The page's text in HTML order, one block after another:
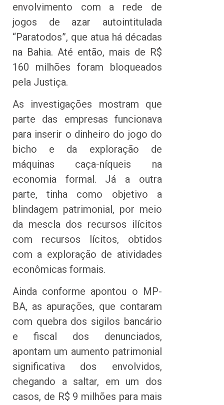
envolvimento com a rede de
jogos de azar autointitulada
“Paratodos”, que atua há décadas
na Bahia. Até então, mais de R$
160 milhões foram bloqueados
pela Justiça.
As investigações mostram que
parte das empresas funcionava
para inserir o dinheiro do jogo do
bicho e da exploração de
máquinas caça-níqueis na
economia formal. Já a outra
parte, tinha como objetivo a
blindagem patrimonial, por meio
da mescla dos recursos ilícitos
com recursos lícitos, obtidos
com a exploração de atividades
econômicas formais.
Ainda conforme apontou o MP-
BA, as apurações, que contaram
com quebra dos sigilos bancário
e fiscal dos denunciados,
apontam um aumento patrimonial
significativa dos envolvidos,
chegando a saltar, em um dos
casos, de R$ 9 milhões para mais